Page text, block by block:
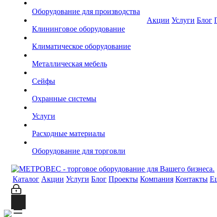
Оборудование для производства
Клининговое оборудование
Климатическое оборудование
Металлическая мебель
Сейфы
Охранные системы
Услуги
Расходные материалы
Оборудование для торговли
Акции Услуги Блог
Каталог Акции Услуги Блог Проекты Компания Контакты